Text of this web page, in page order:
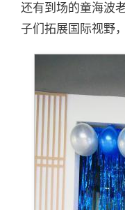
还有到场的童海波
子们拓展国际视野